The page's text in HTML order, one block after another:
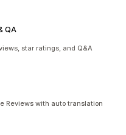
QA
star ratings, and Q&A
Reviews with auto translation